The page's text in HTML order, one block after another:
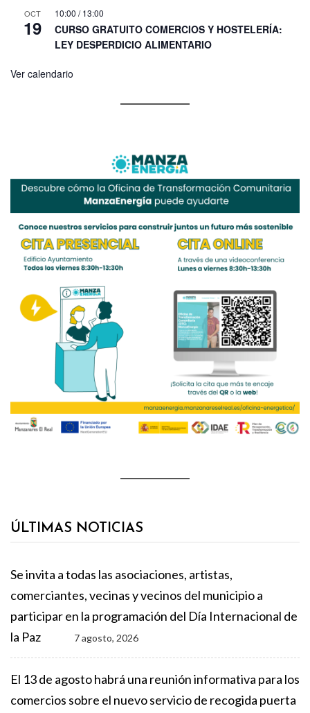
OCT
19
10:00 /13:00
CURSO GRATUITO COMERCIOS Y HOSTELERÍA:
LEY DESPERDICIO ALIMENTARIO
Ver calendario
ÚLTIMAS NOTICIAS
Se invita a todas las asociaciones, artistas,
comerciantes, vecinas y vecinos del municipio a
participar en la programación del Día Internacional de
la Paz
7 agosto, 2026
El 13 de agosto habrá una reunión informativa para los
comercios sobre el nuevo servicio de recogida puerta